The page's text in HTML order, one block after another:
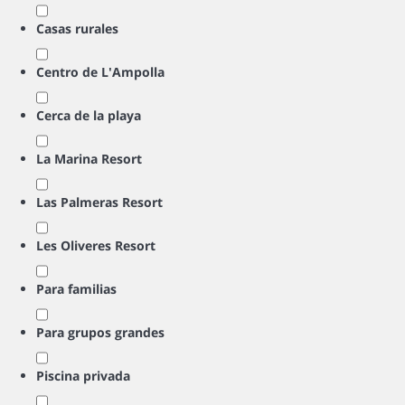
Casas rurales
Centro de L'Ampolla
Cerca de la playa
La Marina Resort
Las Palmeras Resort
Les Oliveres Resort
Para familias
Para grupos grandes
Piscina privada